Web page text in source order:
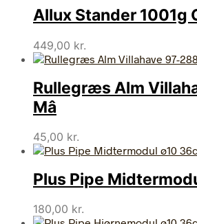
Allux Stander 1001g
449,00 kr.
Rullegræs Alm
Mâ
45,00 kr.
Plus Pipe
180,00 kr.